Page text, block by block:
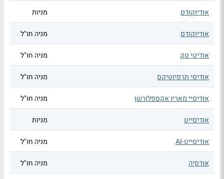
אודיוקודס מניות
אודיוקודס מניה חו"ל
אודיטי טק מניה חו"ל
אודיסי תרפיוטיקס מניה חו"ל
אודיסיי מארין אקספלורשן מניה חו"ל
אודיסייט מניות
אודיסייט-AI מניה חו"ל
אודסיה מניה חו"ל